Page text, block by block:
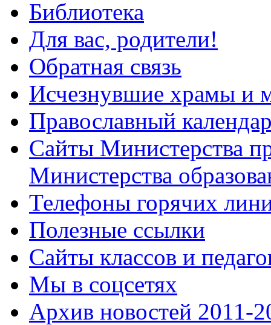
Библиотека
Для вас, родители!
Обратная связь
Исчезнувшие храмы и
Православный
Сайты Министерства
Министерства
Телефоны горячих
Полезные ссылки
Сайты классов и
Мы в соцсетях
Архив новостей 2011-